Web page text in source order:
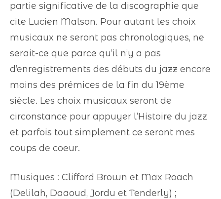
partie significative de la discographie que
cite Lucien Malson. Pour autant les choix
musicaux ne seront pas chronologiques, ne
serait-ce que parce qu’il n’y a pas
d’enregistrements des débuts du jazz encore
moins des prémices de la fin du 19ème
siècle. Les choix musicaux seront de
circonstance pour appuyer l’Histoire du jazz
et parfois tout simplement ce seront mes
coups de coeur.
Musiques : Clifford Brown et Max Roach
(Delilah, Daaoud, Jordu et Tenderly) ;